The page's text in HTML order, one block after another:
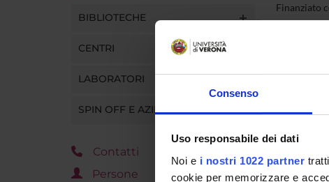
Consenso
Uso responsabile dei dati
Noi e i nostri 1022 partner
cookie per memorizzare e
BIBLIOTECHE
CENTRI
LABORATORI
SPIN OFF E AZIENDE
Contatti
Persone
Finanziato